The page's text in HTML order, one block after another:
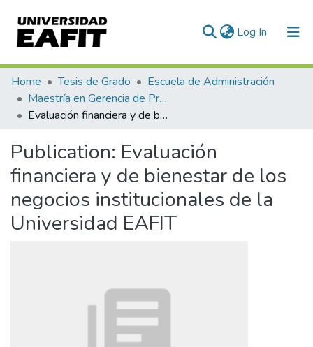
Log In (current)
Communities & Collections
All of DSpace
Home Tesis de Grado
Escuela de Administración
Maestría en Gerencia de Proyectos (Tesis)
Evaluación financiera y de bienestar de los negocios institucionales de la Universidad EAFIT
Publication: Evaluación
financiera y de bienestar de los
negocios institucionales de la
Universidad EAFIT